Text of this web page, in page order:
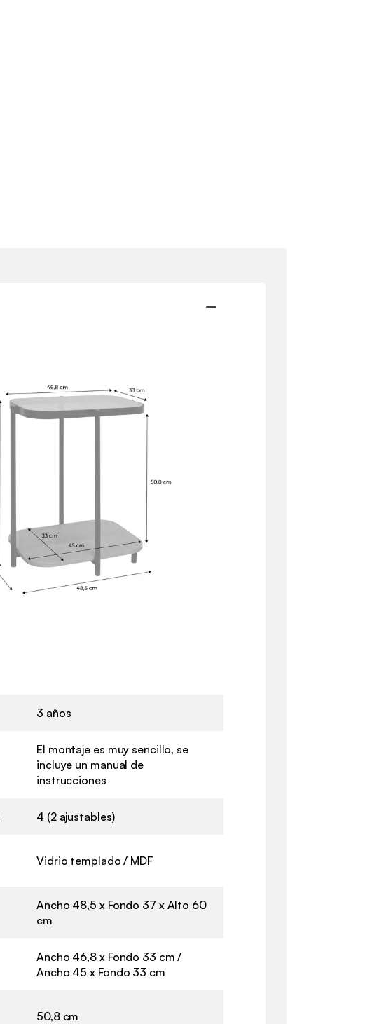
3 años
El montaje es muy sencillo, se
incluye un manual de
instrucciones
4 (2 ajustables)
Vidrio templado / MDF
Ancho 48,5 x Fondo 37 x Alto 60
cm
Ancho 46,8 x Fondo 33 cm /
Ancho 45 x Fondo 33 cm
50,8 cm